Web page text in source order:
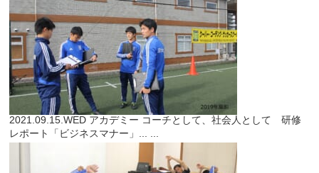
2021.09.15.WED アカデミー コーチとして、社会人として 研修
レポート「ビジネスマナー」... ...